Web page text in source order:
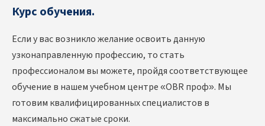
Курс обучения.
Если у вас возникло желание освоить данную
узконаправленную профессию, то стать
профессионалом вы можете, пройдя соответствующее
обучение в нашем учебном центре «OBR проф». Мы
готовим квалифицированных специалистов в
максимально сжатые сроки.